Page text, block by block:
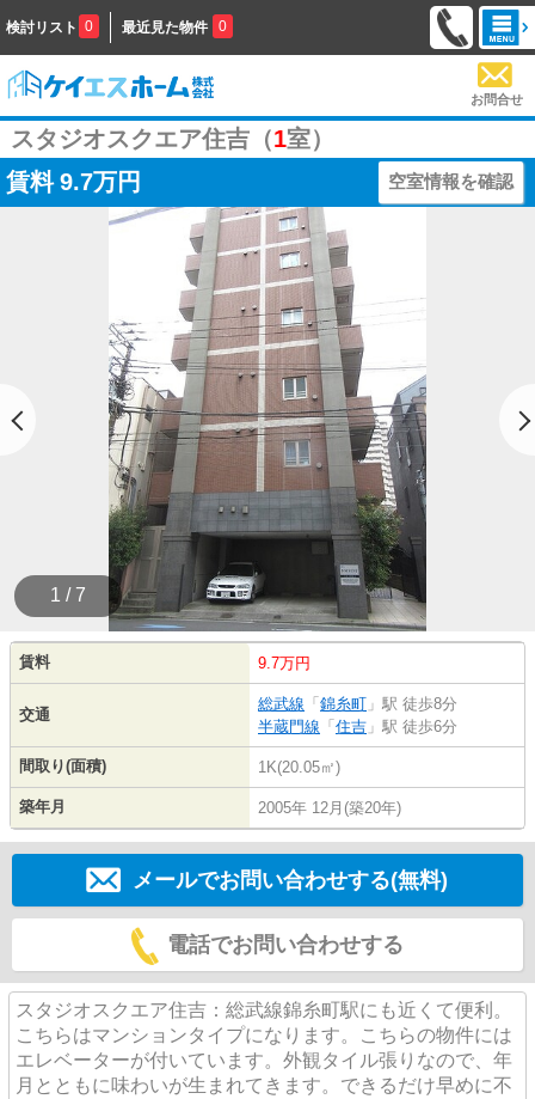
検討リスト 0 最近見た物件 0
お問合せ
スタジオスクエア住吉（1室）
賃料 9.7万円 空室情報を確認
1 / 7
賃料 9.7万円
交通
総武線 「 錦糸町 」駅 徒歩8分
半蔵門線 「 住吉 」駅 徒歩6分
間取り(面積) 1K(20.05㎡)
築年月 2005年 12月(築20年)
メールでお問い合わせする(無料)
電話でお問い合わせする
スタジオスクエア住吉：総武線錦糸町駅にも近くて便利。
こちらはマンションタイプになります。こちらの物件には
エレベーターが付いています。外観タイル張りなので、年
月とともに味わいが生まれてきます。できるだけ早めに不